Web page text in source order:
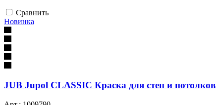
Сравнить
Новинка
JUB Jupol CLASSIC Краска для стен и потолков